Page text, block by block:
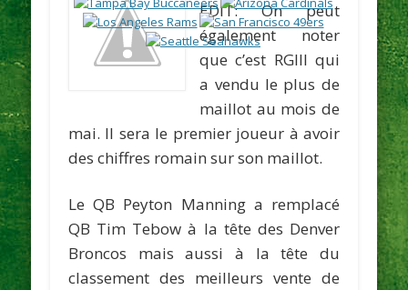
EDIT: On peut
également noter
que c’est RGIII qui
a vendu le plus de
maillot au mois de
mai. Il sera le premier joueur à avoir
des chiffres romain sur son maillot.
Le QB Peyton Manninga remplacé
QB Tim Tebow à la tête des Denver
Broncos mais aussi à la tête du
classement des meilleurs vente de